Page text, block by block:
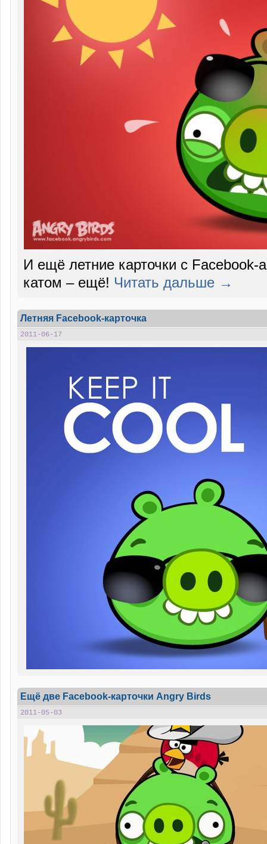
И ещё летние карточки с Facebook-
катом – ещё! Читать дальше →
Летняя Facebook-карточка
2011-06-17
Ещё две Facebook-карточки Angry Birds
2011-05-03